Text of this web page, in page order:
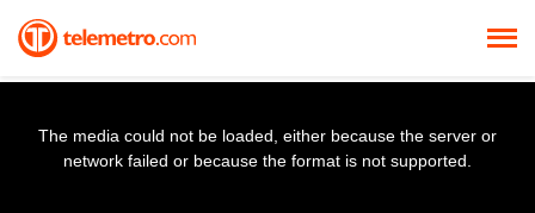
The media could not be loaded, either because the server or
network failed or because the format is not supported.